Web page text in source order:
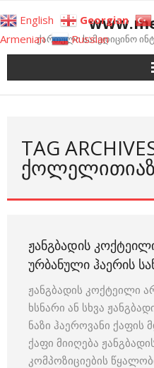
to
contentქართული სამედიცინო
TAG
ᲟᲐᲜᲒᲑᲐᲓᲘᲡ
ᲣᲠᲑᲐᲜᲣᲚᲘ ᲰᲐᲔᲠᲘᲡ
ჟანგბადის კოქტეილი
ხსნარი ან სხვა
ნაზი ჰაეროვანი ქაფის
ქაფი მიიღება
კომპოზიციების
English Georgian
Armenian
Russian